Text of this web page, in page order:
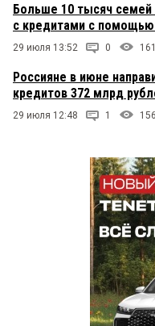
Больше 10 тысяч
с кредитами с
29 июля 13:52 0
Россияне в июне
кредитов 372 млрд
29 июля 12:48 1